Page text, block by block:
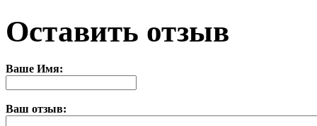
Оставить отзыв
Ваше Имя:
Ваш отзыв: